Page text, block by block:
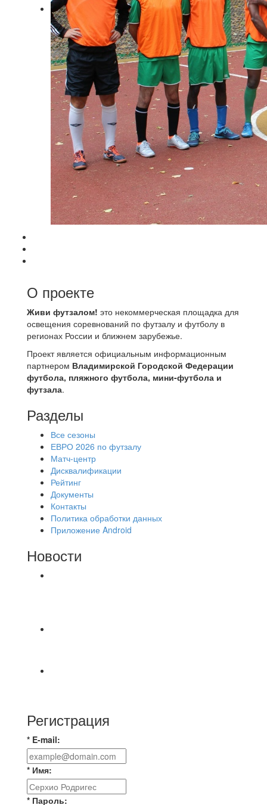
О проекте
Живи футзалом! это некоммерческая площадка для
освещения соревнований по футзалу и футболу в
регионах России и ближнем зарубежье.
Проект является официальным информационным
партнером Владимирской Городской Федерации
футбола, пляжного футбола, мини-футбола и
футзала.
Разделы
Все сезоны
ЕВРО 2026 по футзалу
Матч-центр
Дисквалификации
Рейтинг
Документы
Контакты
Политика обработки данных
Приложение Android
Новости
Регистрация
* E-mail:
* Имя:
* Пароль: